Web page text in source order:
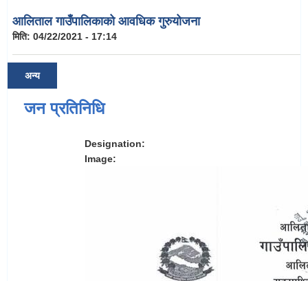
आलिताल गाउँपालिकाको आवधिक गुरुयोजना
मिति: 04/22/2021 - 17:14
अन्य
जन प्रतिनिधि
Designation:
Image: